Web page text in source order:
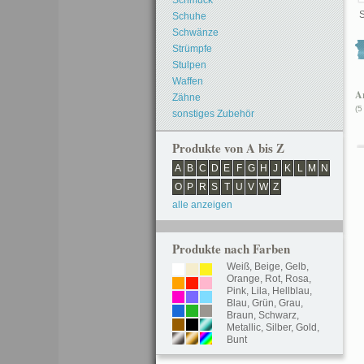
(5
Schuhe
Schwänze
Strümpfe
Stulpen
Waffen
Zähne
sonstiges Zubehör
Produkte von A bis Z
A B C D E F G H J K L M
N
O
P R S T U V W Z
alle anzeigen
Produkte nach Farben
Weiß, Beige, Gelb,
Orange, Rot, Rosa,
Pink, Lila, Hellblau,
Blau, Grün, Grau,
Braun, Schwarz,
Metallic, Silber, Gold ,
Bunt